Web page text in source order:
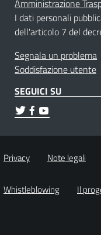
Amministrazione
I dati personali
dell'articolo 7 del
Segnala un problema
Soddisfazione utente
SEGUICI SU
Privacy Note legali
Whistleblowing Il